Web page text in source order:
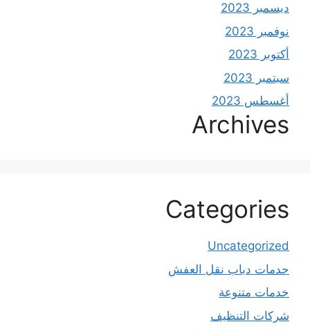
ديسمبر 2023
نوفمبر 2023
أكتوبر 2023
سبتمبر 2023
أغسطس 2023
Archives
Categories
Uncategorized
حدمات دباب نقل العفش
خدمات متنوعة
شركات التنظيف